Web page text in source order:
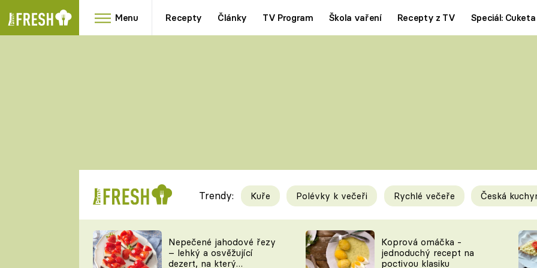
Menu Recepty Články TV Program Škola vaření Recepty z TV Speciál: Cuketa
RYCHLOVKY
Videorecepty
TEĎ VAŘÍ ŠÉF!
Tipy a triky
KAM ZA JÍDLEM
Trendy: Kuře Polévky k večeři Rychlé večeře Česká
Nepečené jahodové řezy
– lehký a osvěžující
dezert, na který
Koprová omáčka -
jednoduchý recept na
poctivou klasiku